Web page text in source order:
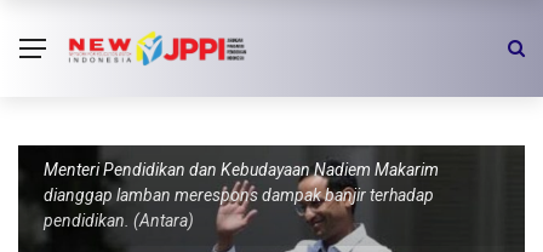
Menteri Pendidikan dan Kebudayaan Nadiem Makarim
dianggap lamban merespons dampak banjir terhadap
pendidikan. (Antara)